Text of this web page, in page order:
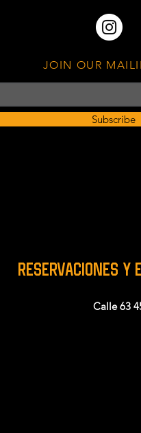
JOIN OUR
Subscribe
RESERVACIONES y
Calle 63